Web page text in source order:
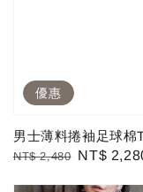
優惠
男士薄料捲袖足球棉
Regular
NT$ 2,480 Sale
NT$